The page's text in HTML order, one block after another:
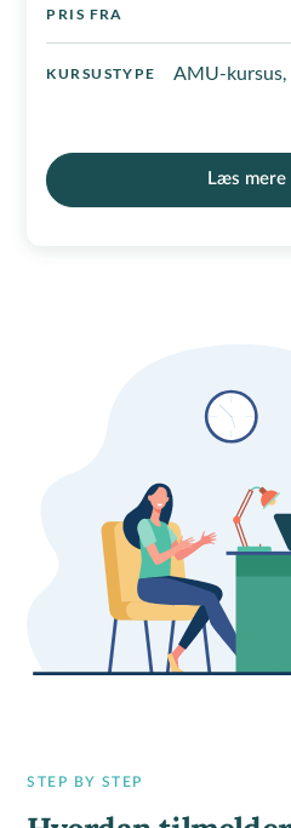
PRIS FRA
KURSUSTYPE AMU-
Læs mere
STEP BY STEP